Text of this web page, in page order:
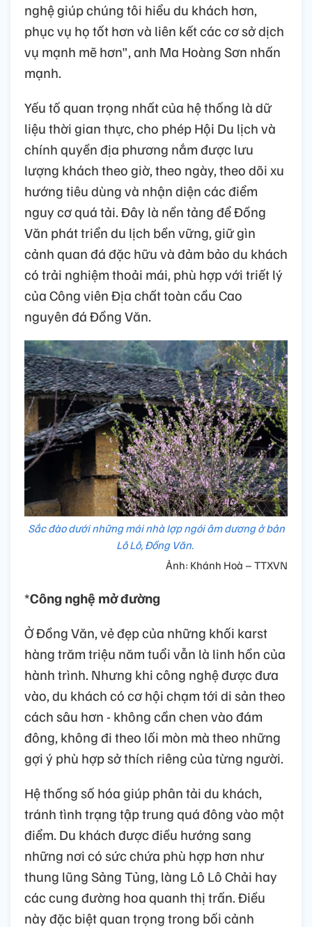
nghệ giúp chúng tôi hiểu du khách hơn,
phục vụ họ tốt hơn và liên kết các cơ sở dịch
vụ mạnh mẽ hơn", anh Ma Hoàng Sơn nhấn
mạnh.
Yếu tố quan trọng nhất của hệ thống là dữ
liệu thời gian thực, cho phép Hội Du lịch và
chính quyền địa phương nắm được lưu
lượng khách theo giờ, theo ngày, theo dõi xu
hướng tiêu dùng và nhận diện các điểm
nguy cơ quá tải. Đây là nền tảng để Đồng
Văn phát triển du lịch bền vững, giữ gìn
cảnh quan đá đặc hữu và đảm bảo du khách
có trải nghiệm thoải mái, phù hợp với triết lý
của Công viên Địa chất toàn cầu Cao
nguyên đá Đồng Văn.
Sắc đào dưới những mái nhà lợp ngói âm dương ở bản
Lô Lô, Đồng Văn.
Ảnh: Khánh Hoà – TTXVN
*Công nghệ mở đường
Ở Đồng Văn, vẻ đẹp của những khối karst
hàng trăm triệu năm tuổi vẫn là linh hồn của
hành trình. Nhưng khi công nghệ được đưa
vào, du khách có cơ hội chạm tới di sản theo
cách sâu hơn - không cần chen vào đám
đông, không đi theo lối mòn mà theo những
gợi ý phù hợp sở thích riêng của từng người.
Hệ thống số hóa giúp phân tải du khách,
tránh tình trạng tập trung quá đông vào một
điểm. Du khách được điều hướng sang
những nơi có sức chứa phù hợp hơn như
thung lũng Sảng Tủng, làng Lô Lô Chải hay
các cung đường hoa quanh thị trấn. Điều
này đặc biệt quan trọng trong bối cảnh